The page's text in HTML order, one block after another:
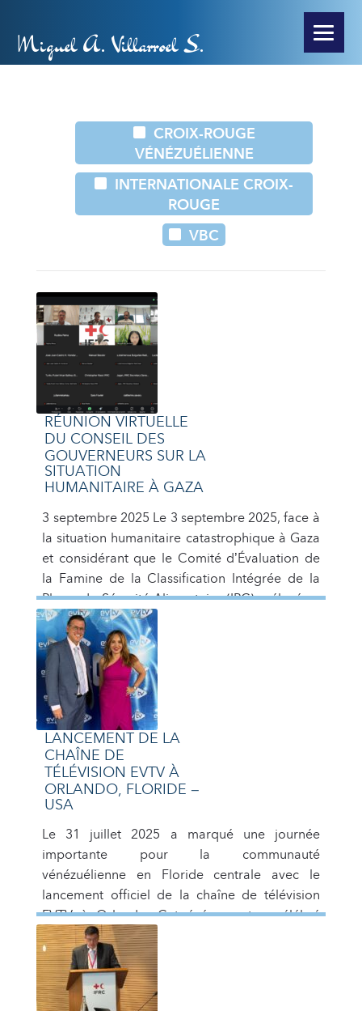
Miguel A. Villarroel S.
CROIX-ROUGE
VÉNÉZUÉLIENNE
INTERNATIONALE CROIX-
ROUGE
VBC
RÉUNION VIRTUELLE
DU CONSEIL DES
GOUVERNEURS SUR LA
SITUATION
HUMANITAIRE À GAZA
3 septembre 2025 Le 3 septembre 2025, face à
la situation humanitaire catastrophique à Gaza
et considérant que le Comité d’Évaluation de
la Famine de la Classification Intégrée de la
Phase de Sécurité Alimentaire (IPC) a élevé sa
classification à la phase 5, le niveau le plus
grave de l’échelle d’insécurité alimentaire, une
réunion extraordinaire […]
LANCEMENT DE LA
CHAÎNE DE
TÉLÉVISION EVTV À
ORLANDO, FLORIDE –
USA
Le 31 juillet 2025 a marqué une journée
importante pour la communauté
vénézuélienne en Floride centrale avec le
lancement officiel de la chaîne de télévision
EVTV à Orlando. Cet événement a célébré
l’expansion d’une chaîne avec plus de 11 ans
d’histoire, et a réuni des personnalités clés du
milieu artistique, entrepreneurial et politique
local. EVTV […]